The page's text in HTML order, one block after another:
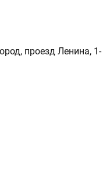
проезд Ленина, 1-